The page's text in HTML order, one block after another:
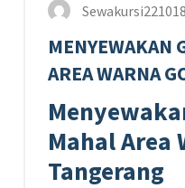
Sewakursi221018
MENYEWAKAN
AREA WARNA
Mahal Area
Tangerang